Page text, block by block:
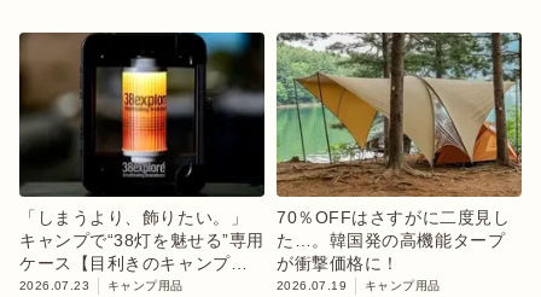
「しまうより、飾りたい。」
キャンプで“38灯を魅せる”専用
ケース【目利きのキャンプギ
ア】
2026.07.23 キャンプ用品
70％OFFはさすがに二度見し
た…。韓国発の高機能タープ
が衝撃価格に！
2026.07.19 キャンプ用品